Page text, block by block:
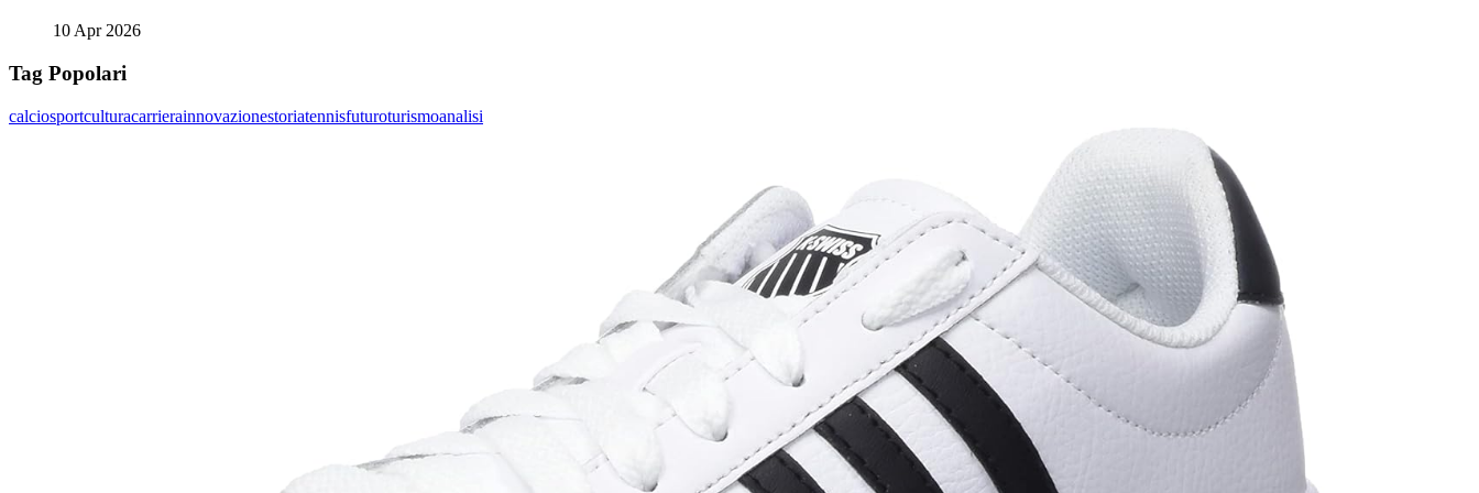
10 Apr 2026
Tag Popolari
calciosportculturacarrierainnovazionestoriatennisfuturoturismoanalisi